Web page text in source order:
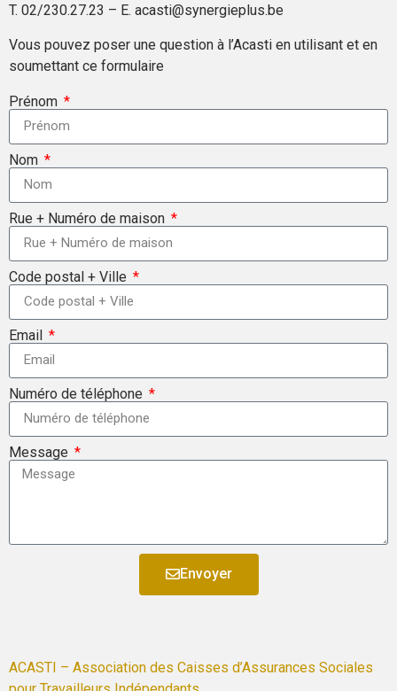
T. 02/230.27.23 – E. acasti@synergieplus.be
Vous pouvez poser une question à l’Acasti en utilisant et en
soumettant ce formulaire
Prénom
Nom
Rue + Numéro de maison
Code postal + Ville
Email
Numéro de téléphone
Message
Envoyer
ACASTI – Association des Caisses d’Assurances Sociales